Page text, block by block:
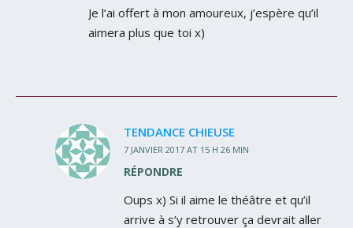
Je l’ai offert à mon amoureux, j’espère qu’il
aimera plus que toi x)
TENDANCE CHIEUSE
7 JANVIER 2017 AT 15 H 26 MIN
RÉPONDRE
Oups x) Si il aime le théâtre et qu’il
arrive à s’y retrouver ça devrait aller